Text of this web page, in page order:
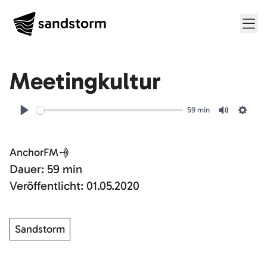
24
Meetingkultur
59 min
Dauer: 59 min
Veröffentlicht: 01.05.2020
AnchorFM
Sandstorm